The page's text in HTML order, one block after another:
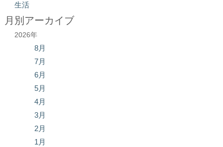
生活
月別アーカイブ
2026年
8月
7月
6月
5月
4月
3月
2月
1月